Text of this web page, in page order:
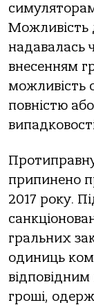
Можливість
надавалась
внесенням
можливість
повністю
припинено
2017 року.
гральних
одиниць
гроші,